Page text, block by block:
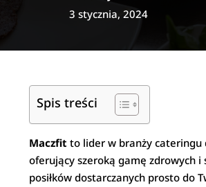
3 stycznia, 2024
Spis treści
Maczfit to lider w branży cateringu
oferujący szeroką gamę zdrowych i
posiłków dostarczanych prosto do